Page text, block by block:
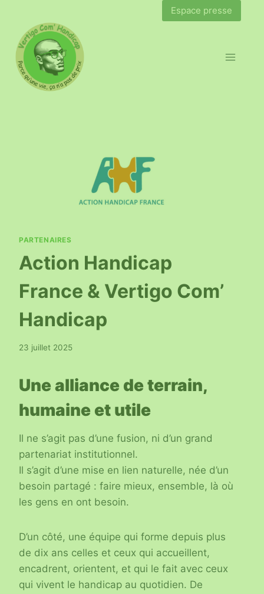
Espace presse
PARTENAIRES
Action Handicap
France & Vertigo Com’
Handicap
23 juillet 2025
Une alliance de terrain,
humaine et utile
Il ne s’agit pas d’une fusion, ni d’un grand
partenariat institutionnel.
Il s’agit d’une mise en lien naturelle, née d’un
besoin partagé : faire mieux, ensemble, là où
les gens en ont besoin.
D’un côté, une équipe qui forme depuis plus
de dix ans celles et ceux qui accueillent,
encadrent, orientent, et qui le fait avec ceux
qui vivent le handicap au quotidien. De